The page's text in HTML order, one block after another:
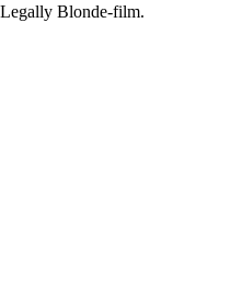
Legally Blonde-film.